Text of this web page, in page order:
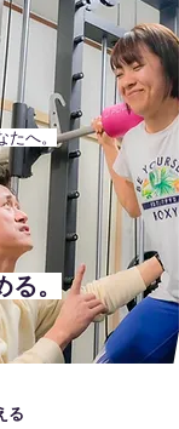
たへ。
。
る